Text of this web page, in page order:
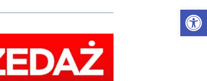
Otwórz